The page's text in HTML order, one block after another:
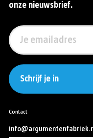
onze nieuwsbrief.
Schrijf je in
Contact